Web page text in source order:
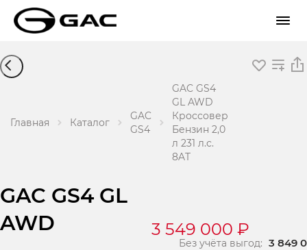
Главная Каталог
GAC
GS4
GAC GS4
GL AWD
Кроссовер
Бензин 2,0
л 231 л.с.
8AT
GAC GS4 GL
AWD
3 549 000 ₽
Без учёта выгод: 3 849